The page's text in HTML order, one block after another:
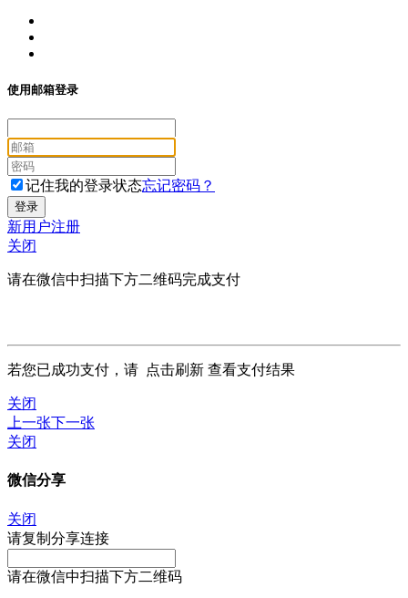
使用邮箱登录
记住我的登录状态忘记密码？
新用户注册
关闭
请在微信中扫描下方二维码完成支付
若您已成功支付，请 点击刷新 查看支付结果
关闭
上一张下一张
关闭
微信分享
关闭
请复制分享连接
请在微信中扫描下方二维码